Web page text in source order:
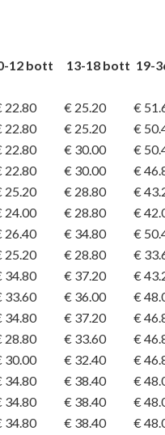
12 bott 13-18 bott 19-
22.80 € 25.20
€
22.80 € 25.20
€
22.80 € 30.00
€
22.80 € 30.00
€
25.20 € 28.80
€
24.00 € 28.80
€
26.40 € 34.80
€
25.20 € 28.80
€
34.80 € 37.20
€
33.60 € 36.00
€
34.80 € 37.20
€
28.80 € 33.60
€
30.00 € 32.40
€
34.80 € 38.40
€
34.80 € 38.40
€
34.80 € 38.40
€